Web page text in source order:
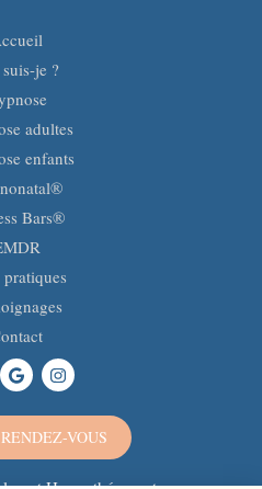
je ?
adultes
enfants
Bars®
VOUS